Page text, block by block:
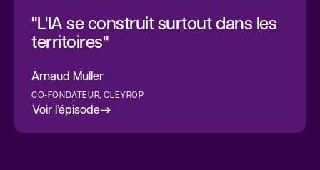
"L'IA se construit surtout dans les
territoires"
Arnaud Muller
CO-FONDATEUR, CLEYROP
Voir l’épisode